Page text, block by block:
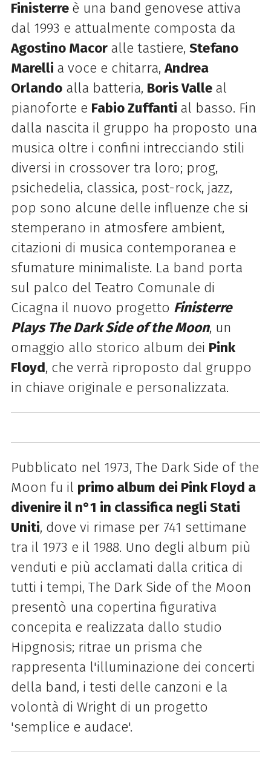
Finisterre è una band genovese attiva
dal 1993 e attualmente composta da
Agostino Macor alle tastiere, Stefano
Marelli a voce e chitarra,Andrea
Orlandoalla batteria, Boris Valle al
pianoforte e Fabio Zuffanti al basso. Fin
dalla nascita il gruppo ha proposto una
musica oltre i confini intrecciando stili
diversi in crossover tra loro; prog,
psichedelia, classica, post-rock, jazz,
pop sono alcune delle influenze che si
stemperano in atmosfere ambient,
citazioni di musica contemporanea e
sfumature minimaliste. La band porta
sul palco del Teatro Comunale di
Cicagna il nuovo progetto Finisterre
Plays The Dark Side of the Moon, un
omaggio allo storico album dei Pink
Floyd, che verrà riproposto dal gruppo
in chiave originale e personalizzata.
Pubblicato nel 1973, The Dark Side of the
Moon fu il primo album dei Pink Floyd a
divenire il n°1 in classifica negli Stati
Uniti, dove vi rimase per 741 settimane
tra il 1973 e il 1988. Uno degli album più
venduti e più acclamati dalla critica di
tutti i tempi, The Dark Side of the Moon
presentò una copertina figurativa
concepita e realizzata dallo studio
Hipgnosis; ritrae un prisma che
rappresenta l'illuminazione dei concerti
della band, i testi delle canzoni e la
volontà di Wright di un progetto
'semplice e audace'.